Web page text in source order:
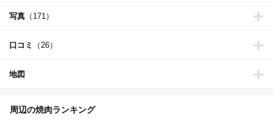
写真 （171）
口コミ （26）
地図
周辺の焼肉ランキング